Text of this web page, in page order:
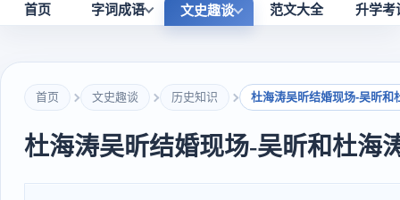
首页 字词成语 文史趣谈 范文大全 升学考
首页 文史趣谈 历史知识 杜海涛吴昕结婚现场-吴昕和
杜海涛吴昕结婚现场-吴昕和杜海